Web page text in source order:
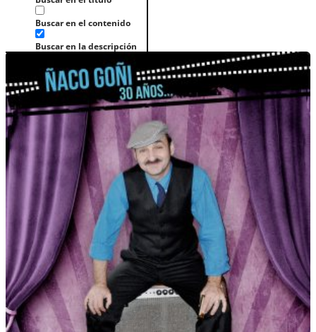
Buscar en el contenido
Buscar en la descripción